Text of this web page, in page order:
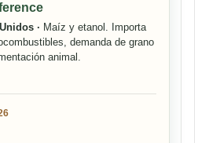
· Maíz y etanol. Importa
demanda de grano
animal.